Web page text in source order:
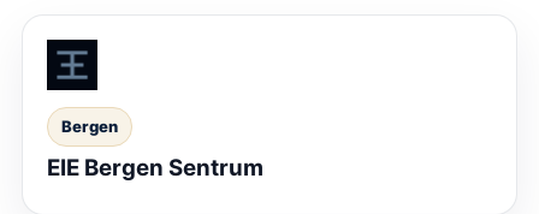
Bergen
EIE Bergen Sentrum